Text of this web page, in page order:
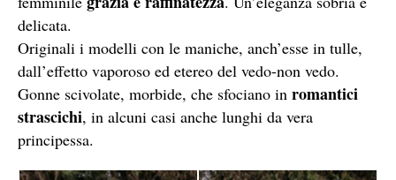
delicata.
Originali i modelli con le maniche, anch’esse in tulle,
dall’effetto vaporoso ed etereo del vedo-non vedo.
Gonne scivolate, morbide, che sfociano in romantici
strascichi, in alcuni casi anche lunghi da vera
principessa.